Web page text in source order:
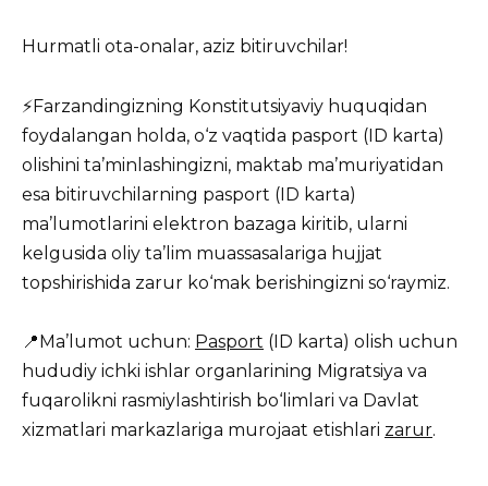
Hurmatli ota-onalar, aziz bitiruvchilar!
⚡️Farzandingizning Konstitutsiyaviy huquqidan
foydalangan holda, o‘z vaqtida pasport (ID karta)
olishini ta’minlashingizni, maktab ma’muriyatidan
esa bitiruvchilarning pasport (ID karta)
ma’lumotlarini elektron bazaga kiritib, ularni
kelgusida oliy ta’lim muassasalariga hujjat
topshirishida zarur ko‘mak berishingizni so‘raymiz.
📍Ma’lumot uchun: Pasport (ID karta) olish uchun
hududiy ichki ishlar organlarining Migratsiya va
fuqarolikni rasmiylashtirish bo‘limlari va Davlat
xizmatlari markazlariga murojaat etishlari zarur.